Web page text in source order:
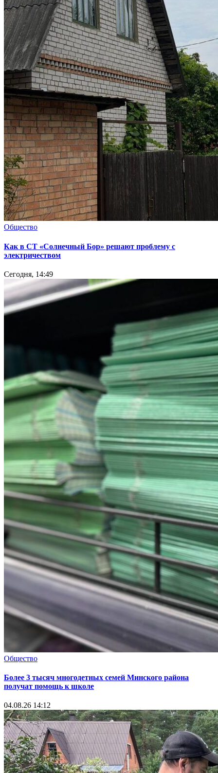
Общество
Как в СТ «Солнечный Бор» решают проблему с
электричеством
Сегодня, 14:49
Общество
Более 3 тысяч многодетных семей Минского района
получат помощь к школе
04.08.26 14:12